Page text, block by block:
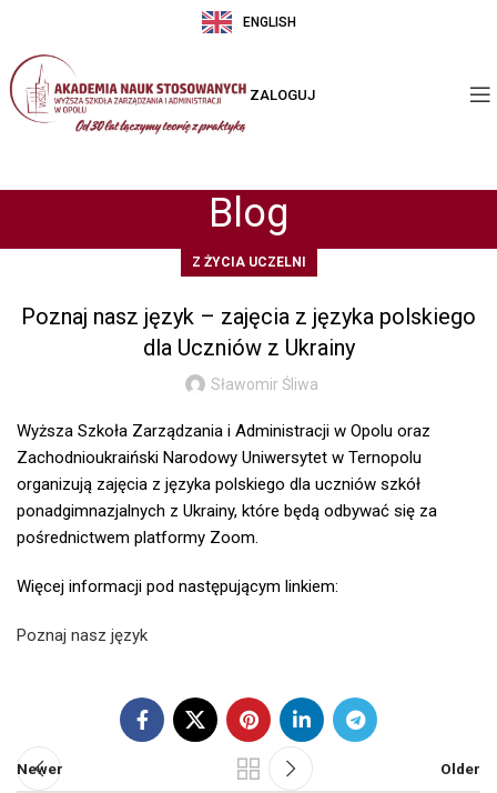
ENGLISH
ZALOGUJ
Blog
Z ŻYCIA UCZELNI
Poznaj nasz język – zajęcia z języka polskiego
dla Uczniów z Ukrainy
Sławomir Śliwa
Wyższa Szkoła Zarządzania i Administracji w Opolu oraz
Zachodnioukraiński Narodowy Uniwersytet w Ternopolu
organizują zajęcia z języka polskiego dla uczniów szkół
ponadgimnazjalnych z Ukrainy, które będą odbywać się za
pośrednictwem platformy Zoom.
Więcej informacji pod następującym linkiem:
Poznaj nasz język
Newer Older